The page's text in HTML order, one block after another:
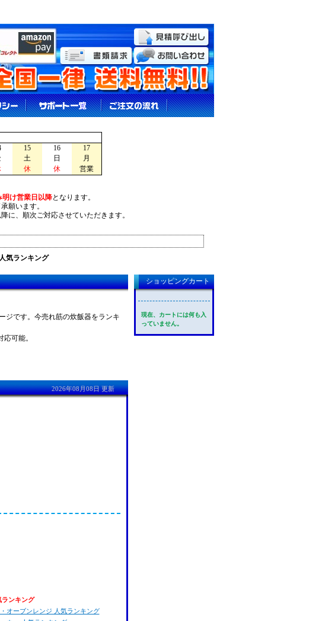
15 16
17
土 日
月
休 休
営業
明け営業日以降となります。
願います。
、順次ご対応させていただきます。
気ランキング
ジです。今売れ筋の炊飯器をランキ
可能。
2026年08月08日 更新
ランキング
オーブンレンジ 人気ランキング
ショッピングカート
現在、カートには何も入
っていません。